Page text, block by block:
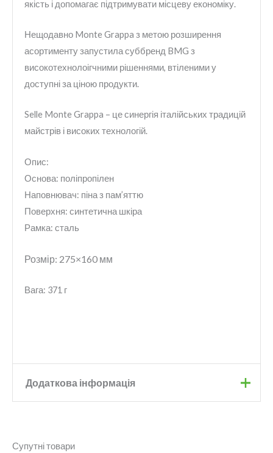
якість і допомагає підтримувати місцеву економіку.
Нещодавно Monte Grappa з метою розширення
асортименту запустила суббренд BMG з
високотехнолоігчними рішеннями, втіленими у
доступні за ціною продукти.
Selle Monte Grappa – це синергія італійських традицій
майстрів і високих технологій.
Опис:
Основа: поліпропілен
Наповнювач: піна з пам’яттю
Поверхня: синтетична шкіра
Рамка: сталь
Розмір: 275×160 мм
Вага: 371 г
Додаткова інформація
Колір
Супутні товари